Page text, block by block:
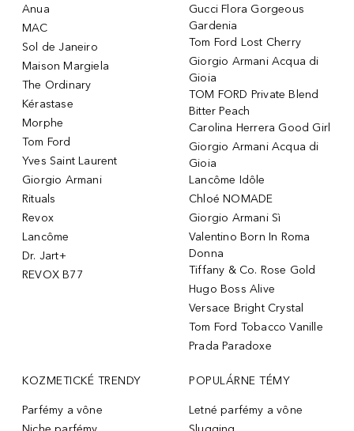
Anua
MAC
Sol de Janeiro
Maison Margiela
The Ordinary
Kérastase
Morphe
Tom Ford
Yves Saint Laurent
Giorgio Armani
Rituals
Revox
Lancôme
Dr. Jart+
REVOX B77
Gucci Flora Gorgeous
Gardenia
Tom Ford Lost Cherry
Giorgio Armani Acqua di
Gioia
TOM FORD Private Blend
Bitter Peach
Carolina Herrera Good Girl
Giorgio Armani Acqua di
Gioia
Lancôme Idôle
Chloé NOMADE
Giorgio Armani Sì
Valentino Born In Roma
Donna
Tiffany & Co. Rose Gold
Hugo Boss Alive
Versace Bright Crystal
Tom Ford Tobacco Vanille
Prada Paradoxe
KOZMETICKÉ TRENDY
Parfémy a vône
POPULÁRNE TÉMY
Letné parfémy a vône